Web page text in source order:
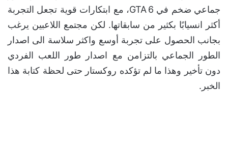
جماعي ضخم في GTA 6، مع ابتكارات قوية تجعل التجربة
أكثر انسيابًا بكثير من سابقاتها. لكن مجتمع اللاعبين يرغب
بجانب الحصول على تجربة أوسع واكثر سلاسة الى اصدار
الطور الجماعي بالتزامن مع اصدار طور اللعب الفردي
دون تأخير وهذا ما لم تؤكده روكستار حتى لحظة كتابة هذا
الخبر.